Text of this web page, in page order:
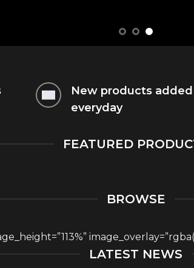
THIS
adipiscing elit,
New products added
everyday
FEATURED
BROWSE
LATEST NEWS